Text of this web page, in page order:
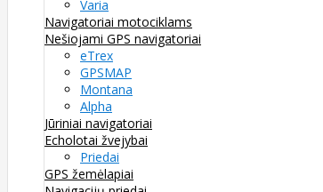
Varia
Navigatoriai motociklams
Nešiojami GPS navigatoriai
eTrex
GPSMAP
Montana
Alpha
Jūriniai navigatoriai
Echolotai žvejybai
Priedai
GPS žemėlapiai